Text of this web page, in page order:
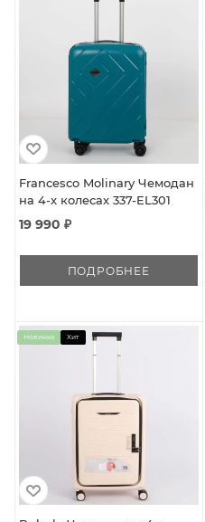
Francesco Molinary Чемодан
на 4-х колесах 337-EL301
19 990 ₽
ПОДРОБНЕЕ
Новинка Хит